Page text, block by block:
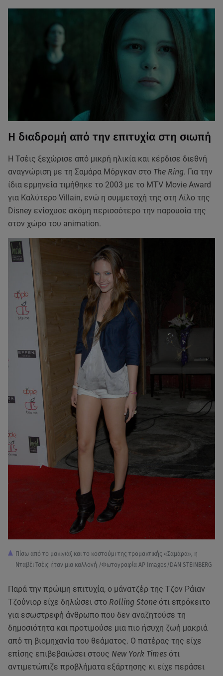
Η διαδρομή από την επιτυχία στη σιωπή
Η Τσέις ξεχώρισε από μικρή ηλικία και κέρδισε διεθνή
αναγνώριση με τη Σαμάρα Μόργκαν στο The Ring. Για την
ίδια ερμηνεία τιμήθηκε το 2003 με το MTV Movie Award
για Καλύτερο Villain, ενώ η συμμετοχή της στη Λίλο της
Disney ενίσχυσε ακόμη περισσότερο την παρουσία της
στον χώρο του animation.
Πίσω από το μακιγιάζ και το κοστούμι της τρομακτικής «Σαμάρα», η
Νταβέι Τσέις ήταν μια καλλονή /Φωτογραφία AP Images/DAN STEINBERG
Παρά την πρώιμη επιτυχία, ο μάνατζέρ της Τζον Ράιαν
Τζούνιορ είχε δηλώσει στο Rolling Stone ότι επρόκειτο
για εσωστρεφή άνθρωπο που δεν αναζητούσε τη
δημοσιότητα και προτιμούσε μια πιο ήσυχη ζωή μακριά
από τη βιομηχανία του θεάματος. Ο πατέρας της είχε
επίσης επιβεβαιώσει στους New York Times ότι
αντιμετώπιζε προβλήματα εξάρτησης κι είχε περάσει